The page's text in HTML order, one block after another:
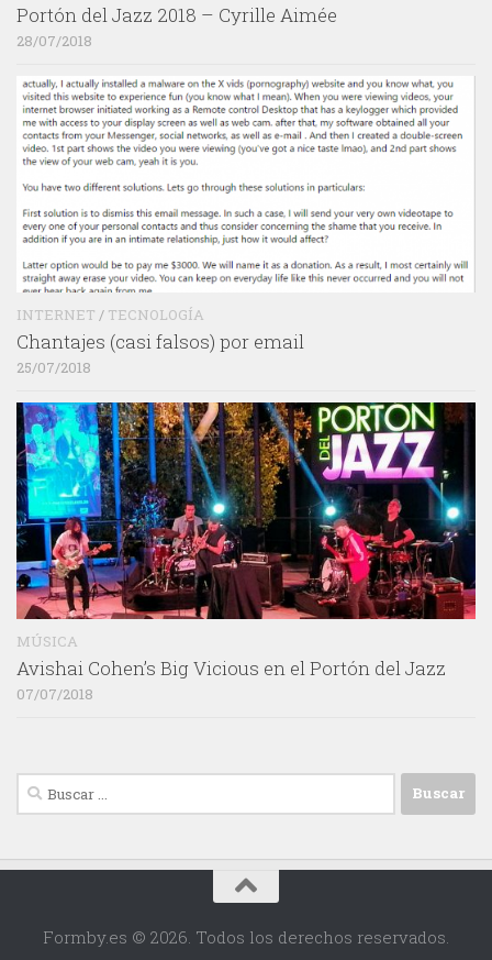
Portón del Jazz 2018 – Cyrille Aimée
28/07/2018
INTERNET / TECNOLOGÍA
Chantajes (casi falsos) por email
25/07/2018
MÚSICA
Avishai Cohen’s Big Vicious en el Portón del Jazz
07/07/2018
Buscar:
Formby.es © 2026. Todos los derechos reservados.